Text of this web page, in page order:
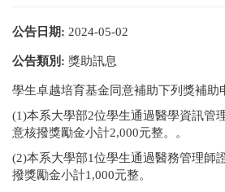
公告日期: 2024-05-02
公告類別: 獎助訊息
學生卓越培育基金同意補助下列獎補助
(1)本系大學部2位學生通過醫學資訊管
意核撥獎勵金小計2,000元整。。
(2)本系大學部1位學生通過醫務管理師
撥獎勵金小計1,000元整。